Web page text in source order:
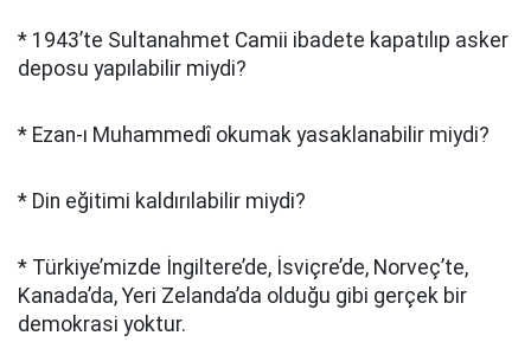
* 1943’te Sultanahmet Camii ibadete kapatılıp asker
deposu yapılabilir miydi?
* Ezan-ı Muhammedî okumak yasaklanabilir miydi?
* Din eğitimi kaldırılabilir miydi?
* Türkiye’mizde İngiltere’de, İsviçre’de, Norveç’te,
Kanada’da, Yeri Zelanda’da olduğu gibi gerçek bir
demokrasi yoktur.